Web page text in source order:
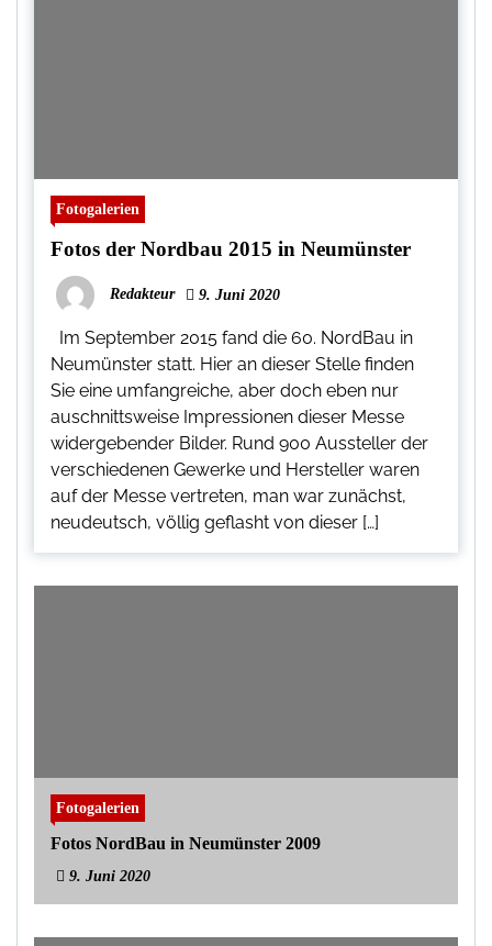
Fotogalerien
Fotos der Nordbau 2015 in Neumünster
Redakteur 9. Juni 2020
Im September 2015 fand die 60. NordBau in
Neumünster statt. Hier an dieser Stelle finden
Sie eine umfangreiche, aber doch eben nur
auschnittsweise Impressionen dieser Messe
widergebender Bilder. Rund 900 Aussteller der
verschiedenen Gewerke und Hersteller waren
auf der Messe vertreten, man war zunächst,
neudeutsch, völlig geflasht von dieser […]
Fotogalerien
Fotos NordBau in Neumünster 2009
9. Juni 2020